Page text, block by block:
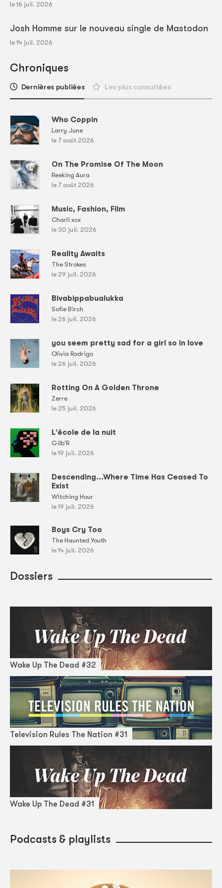
le 16 juil. 2026
Josh Homme sur le nouveau single de Mastodon
le 14 juil. 2026
Chroniques
Dernières publiées Les plus consultées
Who Coppin
Larry June
le 7 août 2026
On The Promise Of The Moon
Reeking Aura
le 7 août 2026
Music, Fashion, Film
Charli xcx
le 30 juil. 2026
Reality Awaits
The Strokes
le 29 juil. 2026
Bivabippabualukka
Sofie Birch
le 26 juil. 2026
you seem pretty sad for a girl so in love
Olivia Rodrigo
le 26 juil. 2026
Rotting On A Golden Throne
Zerre
le 25 juil. 2026
L'école de la nuit
Gilb'R
le 19 juil. 2026
Descending...Where Time Has Ceased To
Exist
Witching Hour
le 19 juil. 2026
Boys Cry Too
The Haunted Youth
le 14 juil. 2026
Dossiers
Wake Up The Dead #32
Television Rules The Nation #31
Wake Up The Dead #31
Podcasts & playlists